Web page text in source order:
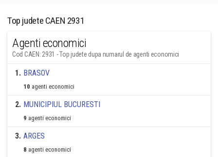
Top judete CAEN 2931
Agenti economici
Cod CAEN: 2931 - Top judete dupa numarul de agenti economici
1. BRASOV
10 agenti economici
2. MUNICIPIUL BUCURESTI
9 agenti economici
3. ARGES
8 agenti economici